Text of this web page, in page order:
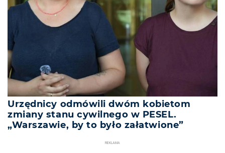
Urzędnicy odmówili dwóm kobietom
zmiany stanu cywilnego w PESEL.
„Warszawie, by to było załatwione”
REKLAMA